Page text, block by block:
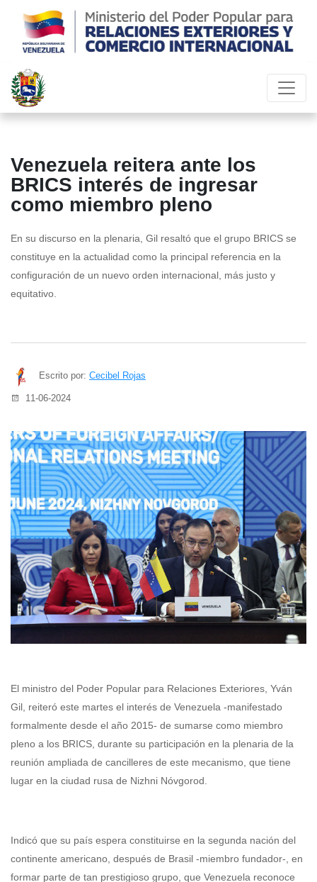
Venezuela reitera ante los
BRICS interés de ingresar
como miembro pleno
En su discurso en la plenaria, Gil resaltó que el grupo BRICS se
constituye en la actualidad como la principal referencia en la
configuración de un nuevo orden internacional, más justo y
equitativo.
Escrito por: Cecibel Rojas
11-06-2024
El ministro del Poder Popular para Relaciones Exteriores, Yván
Gil, reiteró este martes el interés de Venezuela -manifestado
formalmente desde el año 2015- de sumarse como miembro
pleno a los BRICS, durante su participación en la plenaria de la
reunión ampliada de cancilleres de este mecanismo, que tiene
lugar en la ciudad rusa de Nizhni Nóvgorod.
Indicó que su país espera constituirse en la segunda nación del
continente americano, después de Brasil -miembro fundador-, en
formar parte de tan prestigioso grupo, que Venezuela reconoce